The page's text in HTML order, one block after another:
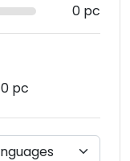
0 pc
0 pc